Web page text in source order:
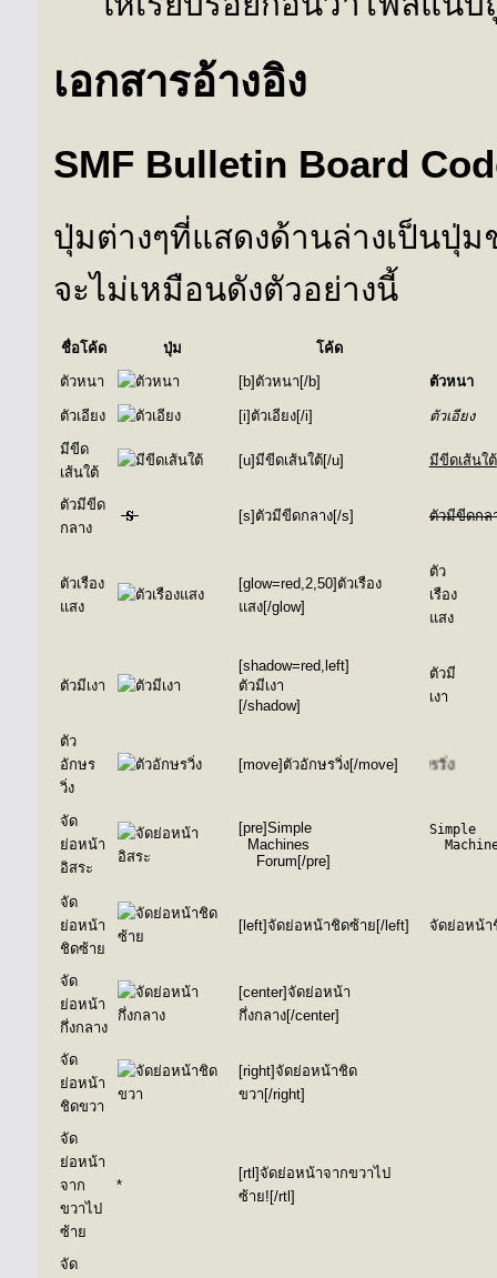
เอกสารอ้างอิง
SMF Bulletin Board
ปุ่มต่างๆที่แสดงด้านล่างเป็นปุ่
จะไม่เหมือนดังตัวอย่างนี้
ชื่อโค้ด ปุ่ม
โค้ด
ตัวหนา
[b]ตัวหนา[/b] ตัวหนา
ตัวเอียง [i]ตัวเอียง[/i]
ตัวเอียง
มีขีด
เส้นใต้
[u]มีขีดเส้นใต้[/u] มีขีดเส้นใต้
ตัวมีขีด
กลาง
[s]ตัวมีขีดกลาง[/s] ตัวมีขีดกล
ตัวเรือง
แสง
[glow=red,2,50]ตัวเรือง
แสง[/glow]
ตัว
เรือง
แสง
ตัวมีเงา
[shadow=red,left]
ตัวมีเงา
[/shadow]
ตัวมี
เงา
ตัว
อักษร
วิ่ง
[move]ตัวอักษรวิ่ง[/move]
จัด
ย่อหน้า
อิสระ
[pre]Simple
Machines
Forum[/pre]
Simple
จัด
ย่อหน้า
ชิดซ้าย
[left]จัดย่อหน้าชิดซ้าย[/left] จัดย่อหน้า
จัด
ย่อหน้า
กึ่งกลาง
[center]จัดย่อหน้า
กึ่งกลาง[/center]
จัด
ย่อหน้า
ชิดขวา
[right]จัดย่อหน้าชิด
ขวา[/right]
จัด
ย่อหน้า
จาก
ขวาไป
ซ้าย
*
[rtl]จัดย่อหน้าจากขวาไป
ซ้าย![/rtl]
จัด